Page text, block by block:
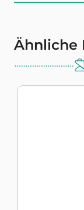
Ähnliche